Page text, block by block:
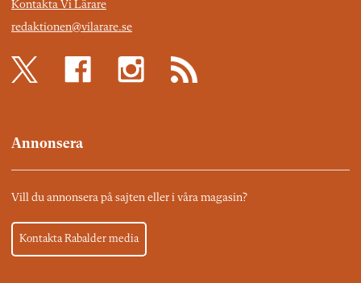
Kontakta Vi Lärare
redaktionen@vilarare.se
Annonsera
Vill du annonsera på sajten eller i våra magasin?
Kontakta Rabalder media